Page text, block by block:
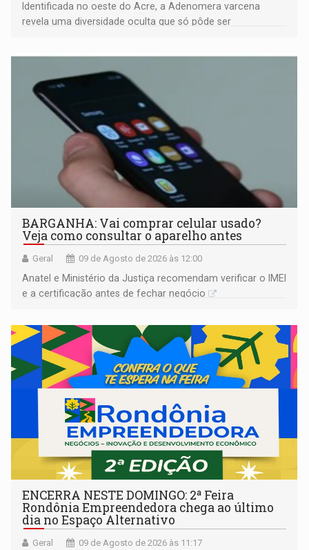
Identificada no oeste do Acre, a Adenomera varcena
revela uma diversidade oculta que só pôde ser
BARGANHA: Vai comprar celular usado?
Veja como consultar o aparelho antes
Geral 09 de Agosto de 2026 às 12:00
Anatel e Ministério da Justiça recomendam verificar o IMEI
e a certificação antes de fechar negócio
ENCERRA NESTE DOMINGO: 2ª Feira
Rondônia Empreendedora chega ao último
dia no Espaço Alternativo
Geral 09 de Agosto de 2026 às 11:17